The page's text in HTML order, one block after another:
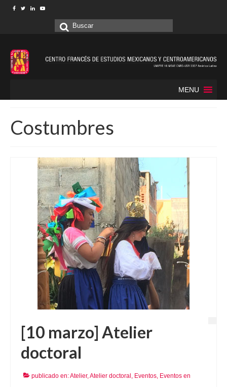
Buscar
MENU
Costumbres
[10 marzo] Atelier
doctoral
publicado en:Atelier,Atelier doctoral , Eventos, Eventos en